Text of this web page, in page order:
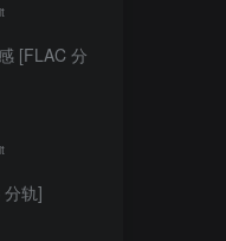
[FLAC 分
轨]